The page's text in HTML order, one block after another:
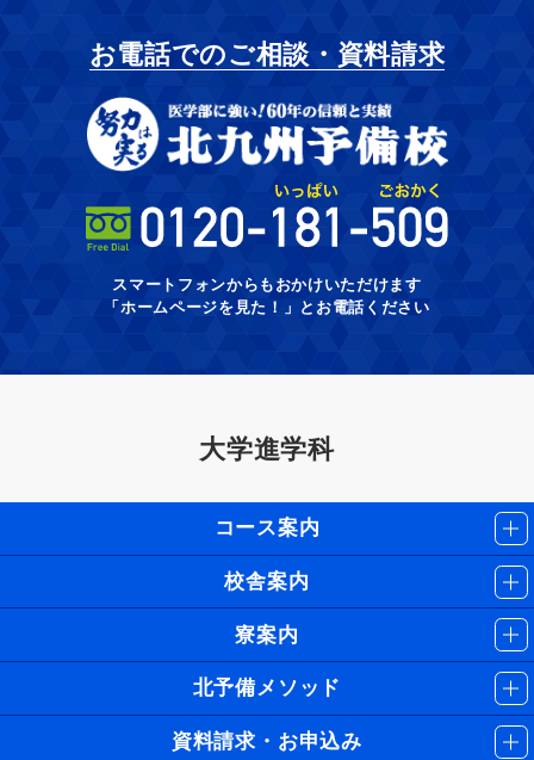
お電話でのご相談・資料請求
スマートフォンからもおかけいただけます
「ホームページを見た！」とお電話ください
大学進学科
コース案内
校舎案内
寮案内
北予備メソッド
資料請求・お申込み